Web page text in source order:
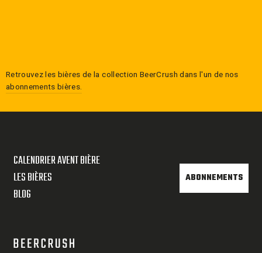
Retrouvez les bières de la collection BeerCrushdans l'un de nos
abonnements bières.
CALENDRIER AVENT BIÈRE
LES BIÈRES
BLOG
ABONNEMENTS